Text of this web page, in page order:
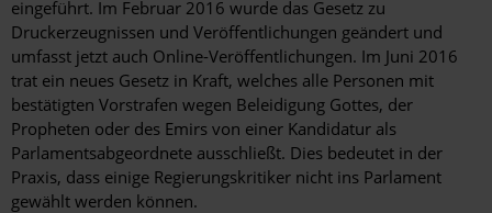
eingeführt. Im Februar 2016 wurde das Gesetz zu
Druckerzeugnissen und Veröffentlichungen geändert und
umfasst jetzt auch Online-Veröffentlichungen. Im Juni 2016
trat ein neues Gesetz in Kraft, welches alle Personen mit
bestätigten Vorstrafen wegen Beleidigung Gottes, der
Propheten oder des Emirs von einer Kandidatur als
Parlamentsabgeordnete ausschließt. Dies bedeutet in der
Praxis, dass einige Regierungskritiker nicht ins Parlament
gewählt werden können.